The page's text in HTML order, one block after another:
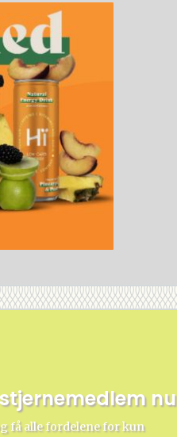
nu
få alle fordelene for kun